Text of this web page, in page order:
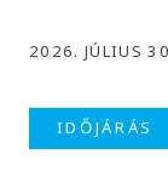
2026. JÚLIUS
IDŐJÁRÁS